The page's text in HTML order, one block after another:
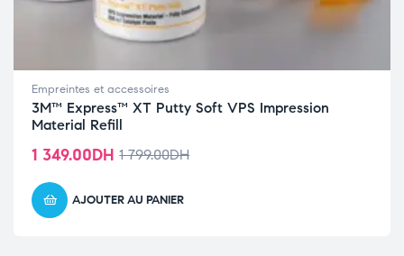
Empreintes et accessoires
3M™ Express™ XT Putty Soft VPS Impression
Material Refill
1 799.00DH
1 349.00DH
AJOUTER AU PANIER